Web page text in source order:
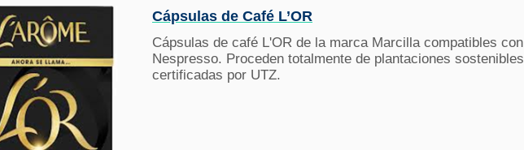
Cápsulas de Café L’OR
Cápsulas de café L'OR de la marca Marcilla compatibles con
Nespresso. Proceden totalmente de plantaciones sostenibles
certificadas por UTZ.